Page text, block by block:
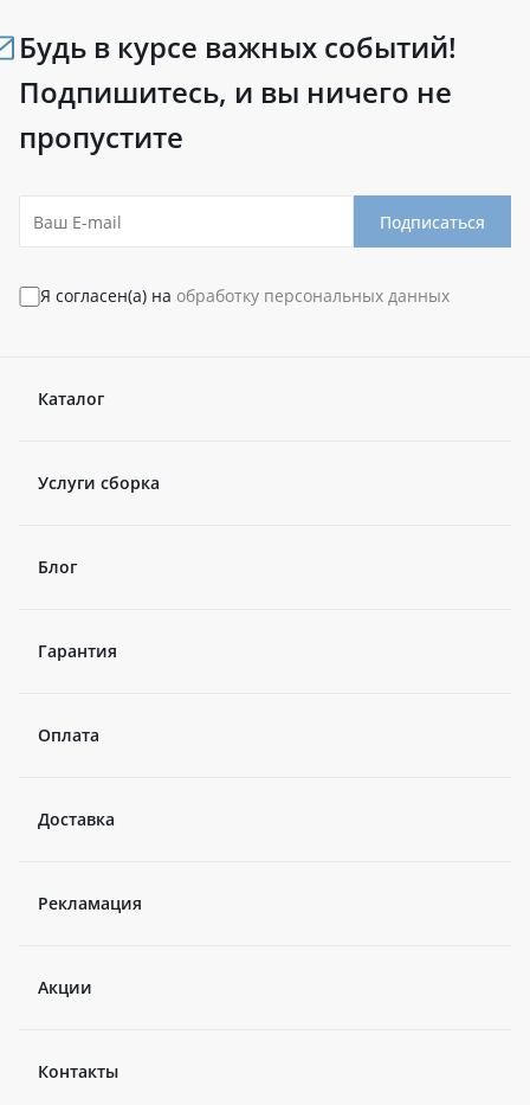
Будь в курсе важных событий!
Подпишитесь, и вы ничего не
пропустите
Подписаться
Я согласен(а) на обработку персональных данных
Каталог
Услуги сборка
Блог
Гарантия
Оплата
Доставка
Рекламация
Акции
Контакты